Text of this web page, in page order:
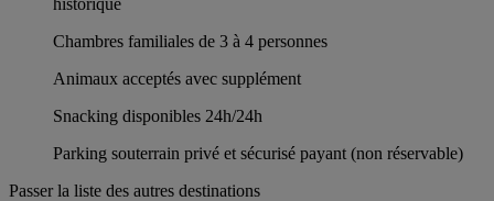
Chambres familiales de 3 à 4 personnes
Animaux acceptés avec supplément
Snacking disponibles 24h/24h
Parking souterrain privé et sécurisé payant (non réservable)
Passer la liste des autres destinations